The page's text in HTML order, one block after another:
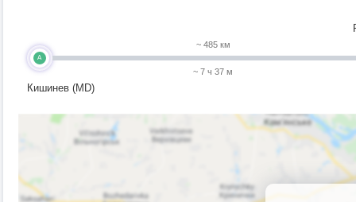
A
Кишинев (MD)
~ 485 км
~ 7 ч 37 м